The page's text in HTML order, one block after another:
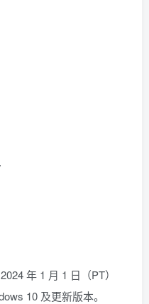
年 1 月 1 日（PT）
10 及更新版本。